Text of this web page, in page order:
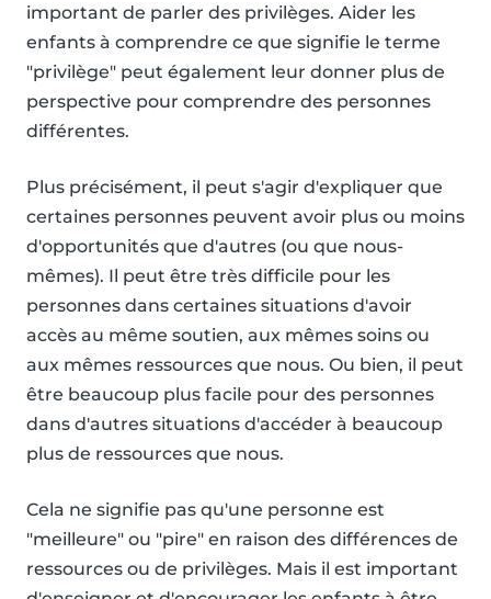
important de parler des privilèges. Aider les
enfants à comprendre ce que signifie le terme
"privilège" peut également leur donner plus de
perspective pour comprendre des personnes
différentes.
Plus précisément, il peut s'agir d'expliquer que
certaines personnes peuvent avoir plus ou moins
d'opportunités que d'autres (ou que nous-
mêmes). Il peut être très difficile pour les
personnes dans certaines situations d'avoir
accès au même soutien, aux mêmes soins ou
aux mêmes ressources que nous. Ou bien, il peut
être beaucoup plus facile pour des personnes
dans d'autres situations d'accéder à beaucoup
plus de ressources que nous.
Cela ne signifie pas qu'une personne est
"meilleure" ou "pire" en raison des différences de
ressources ou de privilèges. Mais il est important